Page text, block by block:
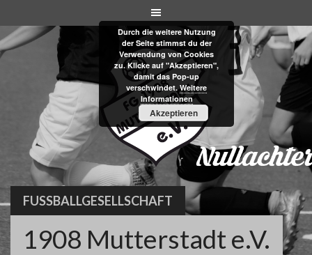
to
content
FUSSBALLGESELLSCHAFT
1908 Mutterstadt e.V.
Durch die weitere Nutzung
der Seite stimmst du der
Verwendung von Cookies
zu. Klicke auf "Akzeptieren",
damit das Pop-up
verschwindet.Weitere
Informationen
Akzeptieren